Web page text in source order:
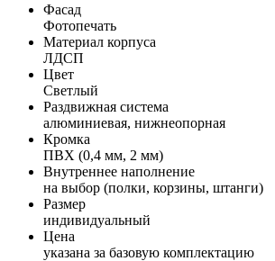
Фасад
Фотопечать
Материал корпуса
ЛДСП
Цвет
Светлый
Раздвижная система
алюминиевая, нижнеопорная
Кромка
ПВХ (0,4 мм, 2 мм)
Внутреннее наполнение
на выбор (полки, корзины, штанги)
Размер
индивидуальный
Цена
указана за базовую комплектацию